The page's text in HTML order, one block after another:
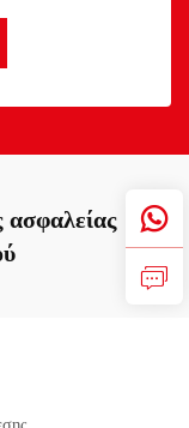
ασφαλείας